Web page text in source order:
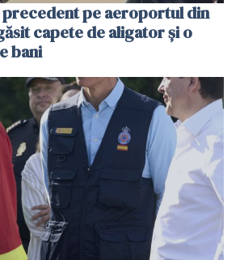
pe aeroportul din
capete de aligator și o
bani